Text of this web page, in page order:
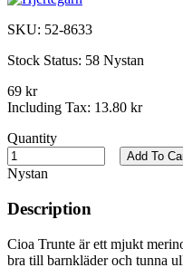
SKU: 52-8633
Stock Status: 58 Nystan
69 kr
Including Tax: 13.80 kr
Quantity
Nystan
Add To
Description
Cioa Trunte är ett mjukt
bra till barnkläder och tunna